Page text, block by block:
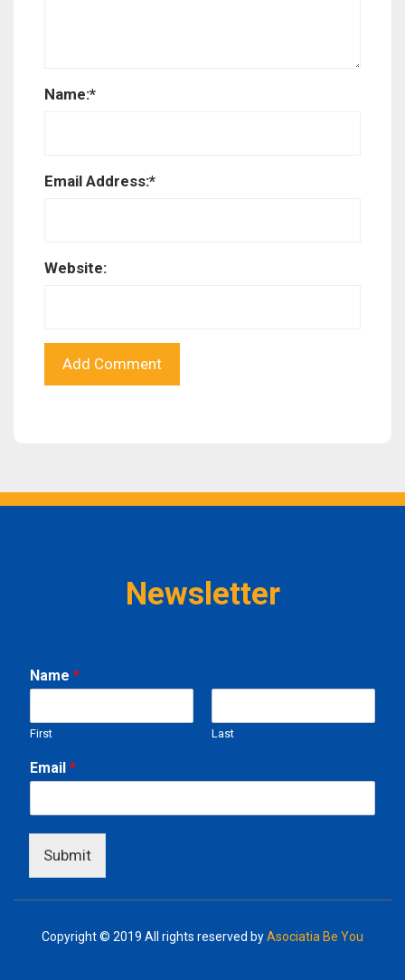
Name:*
Email Address:*
Website:
Newsletter
E
m
i
l
a
e
Name *
First Last
Email *
Submit
Copyright © 2019 All rights reserved byAsociatia Be You